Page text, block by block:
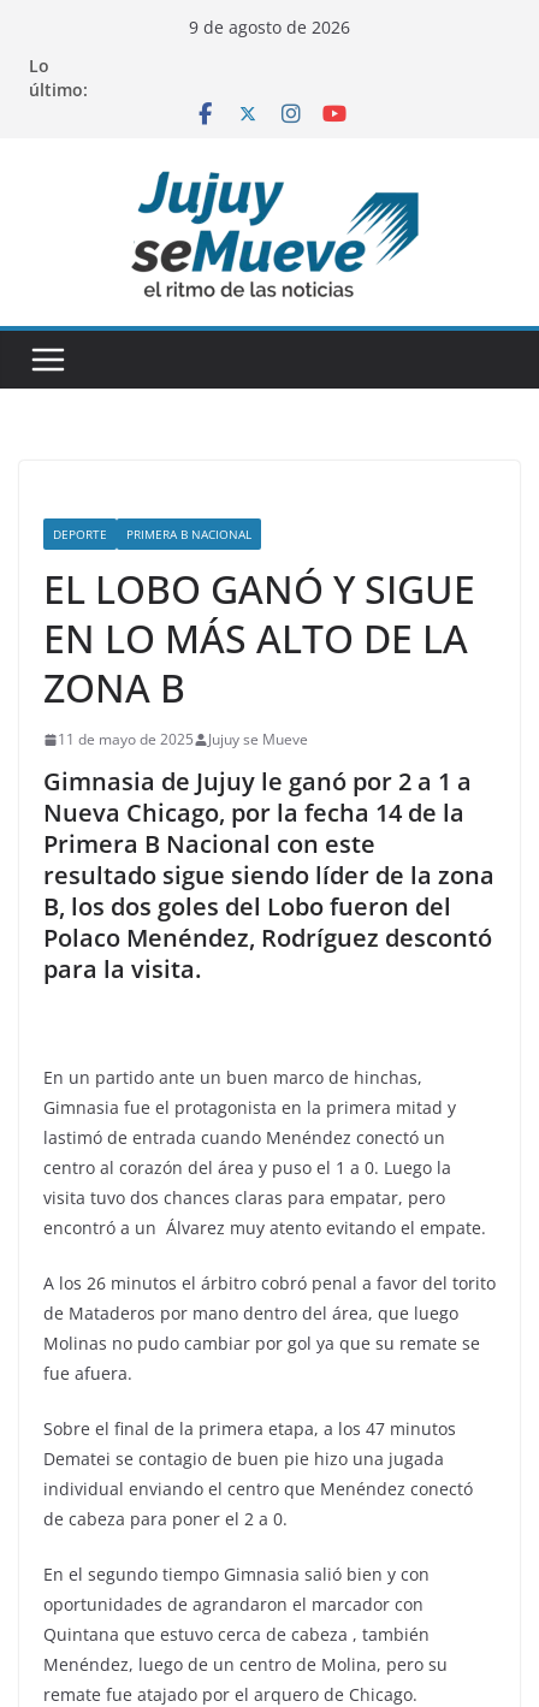
contenido
9 de agosto de 2026
Lo
último:
DEPORTE PRIMERA B NACIONAL
EL LOBO GANÓ Y SIGUE
EN LO MÁS ALTO DE LA
ZONA B
11 de mayo de 2025 Jujuy se Mueve
Gimnasia de Jujuy le ganó por 2 a 1 a
Nueva Chicago, por la fecha 14 de la
Primera B Nacional con este
resultado sigue siendo líder de la zona
B, los dos goles del Lobo fueron del
Polaco Menéndez, Rodríguez descontó
para la visita.
En un partido ante un buen marco de hinchas,
Gimnasia fue el protagonista en la primera mitad y
lastimó de entrada cuando Menéndez conectó un
centro al corazón del área y puso el 1 a 0. Luego la
visita tuvo dos chances claras para empatar, pero
encontró a un Álvarez muy atento evitando el empate.
A los 26 minutos el árbitro cobró penal a favor del torito
de Mataderos por mano dentro del área, que luego
Molinas no pudo cambiar por gol ya que su remate se
fue afuera.
Sobre el final de la primera etapa, a los 47 minutos
Dematei se contagio de buen pie hizo una jugada
individual enviando el centro que Menéndez conectó
de cabeza para poner el 2 a 0.
En el segundo tiempo Gimnasia salió bien y con
oportunidades de agrandaron el marcador con
Quintana que estuvo cerca de cabeza , también
Menéndez, luego de un centro de Molina, pero su
remate fue atajado por el arquero de Chicago.